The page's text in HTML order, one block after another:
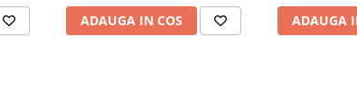
ADAUGA IN COS ADAUGA